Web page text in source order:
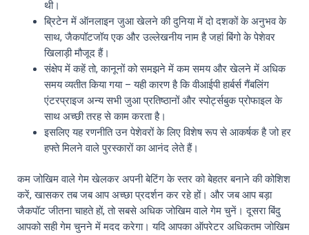
थी।
ब्रिटेन में ऑनलाइन जुआ खेलने की दुनिया में दो दशकों के अनुभव के
साथ, जैकपॉटजॉय एक और उल्लेखनीय नाम है जहां बिंगो के पेशेवर
खिलाड़ी मौजूद हैं।
संक्षेप में कहें तो, कानूनों को समझने में कम समय और खेलने में अधिक
समय व्यतीत किया गया – यही कारण है कि वीआईपी हार्बर्स गैंबलिंग
एंटरप्राइज अन्य सभी जुआ प्रतिष्ठानों और स्पोर्ट्सबुक प्रोफाइल के
साथ अच्छी तरह से काम करता है।
इसलिए यह रणनीति उन पेशेवरों के लिए विशेष रूप से आकर्षक है जो हर
हफ्ते मिलने वाले पुरस्कारों का आनंद लेते हैं।
कम जोखिम वाले गेम खेलकर अपनी बेटिंग के स्तर को बेहतर बनाने की कोशिश
करें, खासकर तब जब आप अच्छा प्रदर्शन कर रहे हों। और जब आप बड़ा
जैकपॉट जीतना चाहते हों, तो सबसे अधिक जोखिम वाले गेम चुनें। दूसरा बिंदु
आपको सही गेम चुनने में मदद करेगा। यदि आपका ऑपरेटर अधिकतम जोखिम